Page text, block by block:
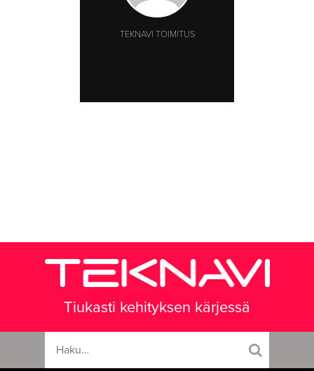
TEKNAVI TOIMITUS
Tiukasti kehityksen kärjessä